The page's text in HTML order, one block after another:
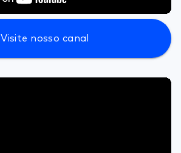
Visite nosso canal